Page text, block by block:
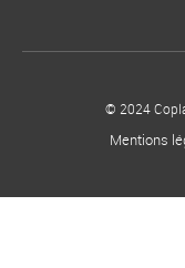
© 2024
Mentions